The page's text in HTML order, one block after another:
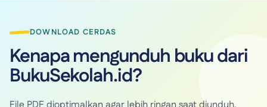
DOWNLOAD CERDAS
Kenapa mengunduh buku dari
BukuSekolah.id?